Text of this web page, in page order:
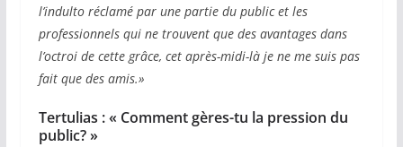
l’indulto réclamé par une partie du public et les
professionnels qui ne trouvent que des avantages dans
l’octroi de cette grâce, cet après-midi-là je ne me suis pas
fait que des amis.»
Tertulias : « Comment gères-tu la pression du
public? »